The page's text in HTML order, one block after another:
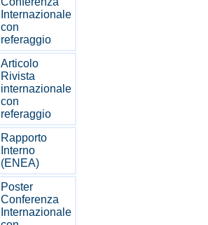
Internazionale
con
referaggio
Articolo
Rivista
internazionale
con
referaggio
Rapporto
Interno
(ENEA)
Poster
Conferenza
Internazionale